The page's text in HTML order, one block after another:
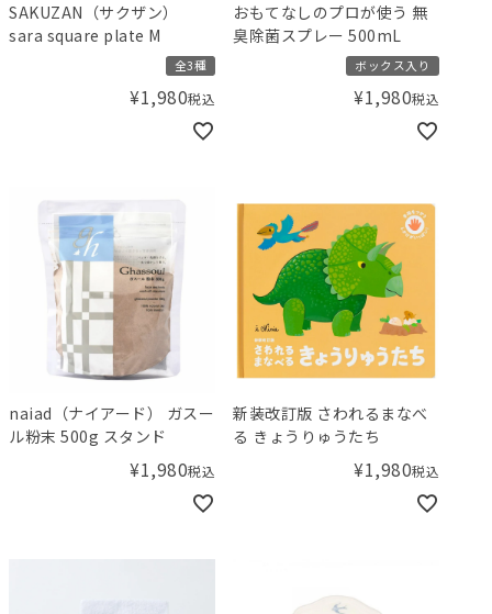
SAKUZAN（サクザン）
sara square plate M
全3種
¥1,980税込
おもてなしのプロが使う 無
臭除菌スプレー 500mL
ボックス入り
¥1,980税込
naiad（ナイアード） ガスー
ル粉末 500g スタンド
¥1,980税込
新装改訂版 さわれるまなべ
る きょうりゅうたち
¥1,980税込